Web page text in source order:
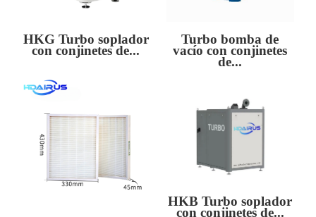
HKG Turbo soplador
con conjinetes de...
Turbo bomba de
vacío con conjinetes
de...
HKB Turbo soplador
con conjinetes de...